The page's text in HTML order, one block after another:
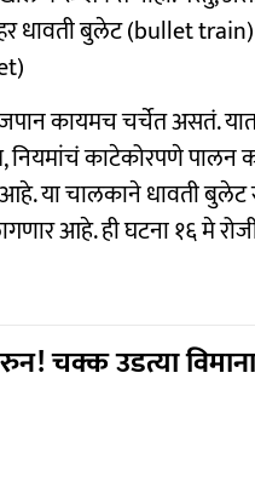
धावती बुलेट (bullet
कायमच चर्चेत असतं. यात
नियमांचं काटेकोरपणे पालन
या चालकाने धावती बुलेट
आहे. ही घटना १६ मे
चक्क उडत्या